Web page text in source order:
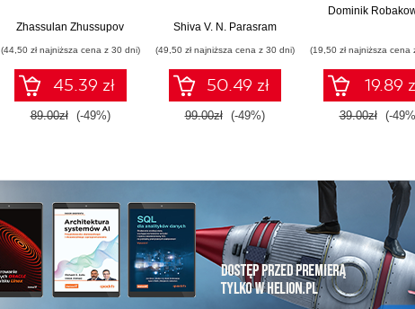
malware i jak ta
wzmacnianiu
cyberbezpieczeństwa
Zhassulan Zhussupov
(44,50 zł najniższa cena z 30 dni)
45.39 zł
89.00zł (-49%)
ruchu sieciowego i
pomocą narzędzi
systemu Kali Linux
2022.x. Wydanie III
Shiva V. N. Parasram
(49,50 zł najniższa cena z 30 dni)
50.49 zł
99.00zł (-49%)
Dominik
(19,50 zł najniższa cena
19.89
39.00zł (-